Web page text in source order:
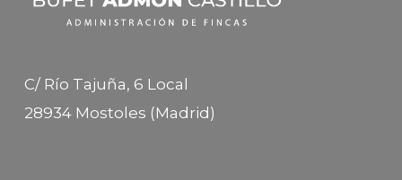
C/ Río Tajuña, 6 Local
28934 Mostoles (Madrid)